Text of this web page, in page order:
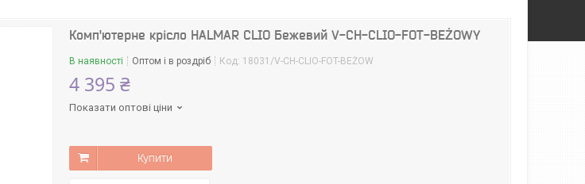
Комп'ютерне крісло HALMAR CLIO Бежевий V-CH-CLIO-FOT-BEŻOWY
В наявності Оптом і в роздріб Код: 18031/V-CH-CLIO-FOT-BEŻOW
4 395 ₴
Показати оптові ціни
Купити